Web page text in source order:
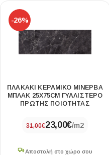
-26%
ΠΛΑΚΑΚΙ ΚΕΡΑΜΙΚΟ ΜΙΝΕΡΒΑ
ΜΠΛΑΚ 25X75CM ΓΥΑΛΙΣΤΕΡΟ
ΠΡΩΤΗΣ ΠΟΙΟΤΗΤΑΣ
31,00€23,00€/m2
Αποστολή στο χώρο σου